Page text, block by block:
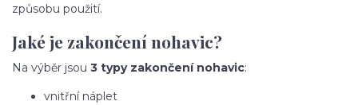
způsobu použití.
Jaké je zakončení nohavic?
Na výběr jsou 3 typy zakončení nohavic:
vnitřní náplet